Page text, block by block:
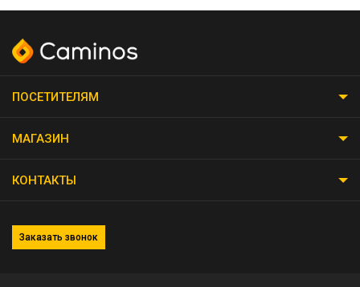
ПОСЕТИТЕЛЯМ
МАГАЗИН
КОНТАКТЫ
Заказать звонок